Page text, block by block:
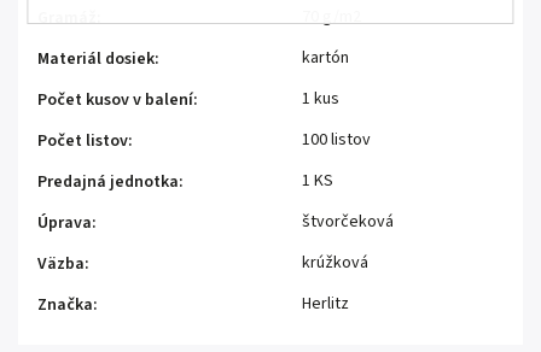
Gramáž:
70 g/m2
Materiál dosiek:
kartón
Počet kusov v balení:
1 kus
Počet listov:
100 listov
Predajná jednotka:
1 KS
Úprava:
štvorčeková
Väzba:
krúžková
Značka: Herlitz